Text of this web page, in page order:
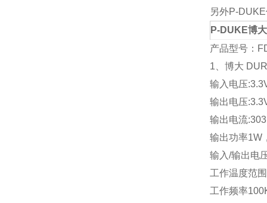
另外P-DUKE
P-DUKE博
产品型号：
1 、博大
输入电压
输出电压
输出电流
输出功率1W
输入/输出电
工作温度范围
工作频率